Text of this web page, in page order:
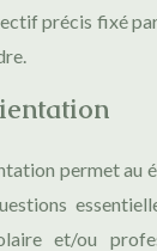
précis fixé
permet au
et/ou